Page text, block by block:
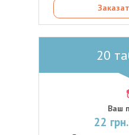
20
Ваш
22